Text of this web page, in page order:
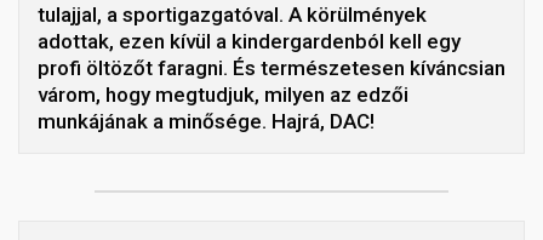
tulajjal, a sportigazgatóval. A körülmények
adottak, ezen kívül a kindergardenból kell egy
profi öltözőt faragni. És természetesen kíváncsian
várom, hogy megtudjuk, milyen az edzői
munkájának a minősége. Hajrá, DAC!